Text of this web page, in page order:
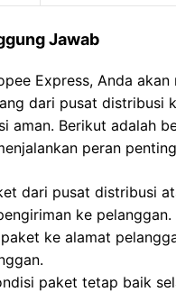
Jawab
Express, Anda
dari pusat distribusi
aman. Berikut adalah
peran
dari pusat distribusi
ke pelanggan.
ke alamat
paket tetap baik